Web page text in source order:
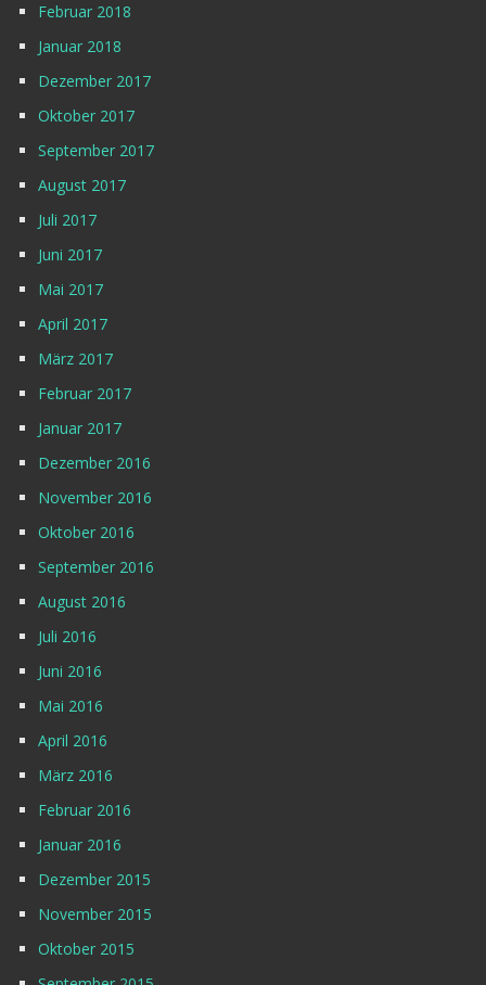
Februar 2018
Januar 2018
Dezember 2017
Oktober 2017
September 2017
August 2017
Juli 2017
Juni 2017
Mai 2017
April 2017
März 2017
Februar 2017
Januar 2017
Dezember 2016
November 2016
Oktober 2016
September 2016
August 2016
Juli 2016
Juni 2016
Mai 2016
April 2016
März 2016
Februar 2016
Januar 2016
Dezember 2015
November 2015
Oktober 2015